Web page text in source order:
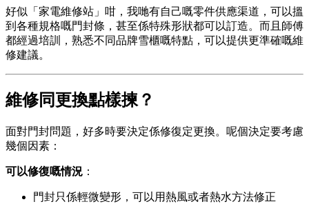
好似「家電維修站」咁，我哋有自己嘅零件供應渠道，可以搵
到各種規格嘅門封條，甚至係特殊形狀都可以訂造。而且師傅
都經過培訓，熟悉不同品牌雪櫃嘅特點，可以提供更準確嘅維
修建議。
維修同更換點樣揀？
面對門封問題，好多時要決定係修復定更換。呢個決定要考慮
幾個因素：
可以修復嘅情況 ：
門封只係輕微變形，可以用熱風或者熱水方法修正